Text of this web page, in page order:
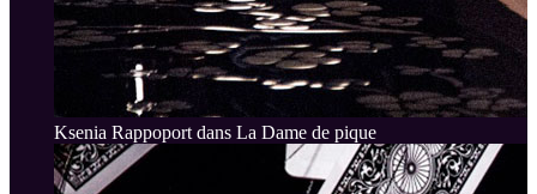
Ksenia Rappoport dans La Dame de pique